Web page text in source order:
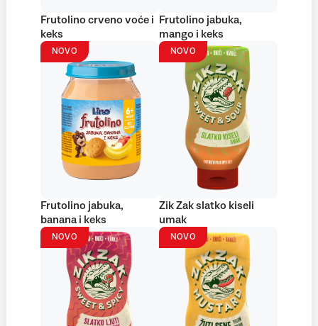
Frutolino crveno voće i
keks
Frutolino jabuka,
mango i keks
NOVO
Frutolino jabuka,
banana i keks
NOVO
Zik Zak slatko kiseli
umak
NOVO NOVO